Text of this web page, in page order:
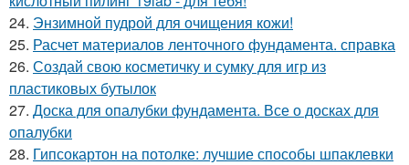
24. Энзимной пудрой для очищения кожи!
25. Расчет материалов ленточного фундамента. справка
26. Создай свою косметичку и сумку для игр из
пластиковых бутылок
27. Доска для опалубки фундамента. Все о досках для
опалубки
28. Гипсокартон на потолке: лучшие способы шпаклевки